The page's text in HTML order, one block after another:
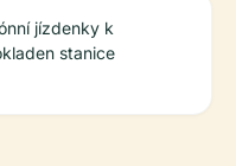
jízdenky k
stanice